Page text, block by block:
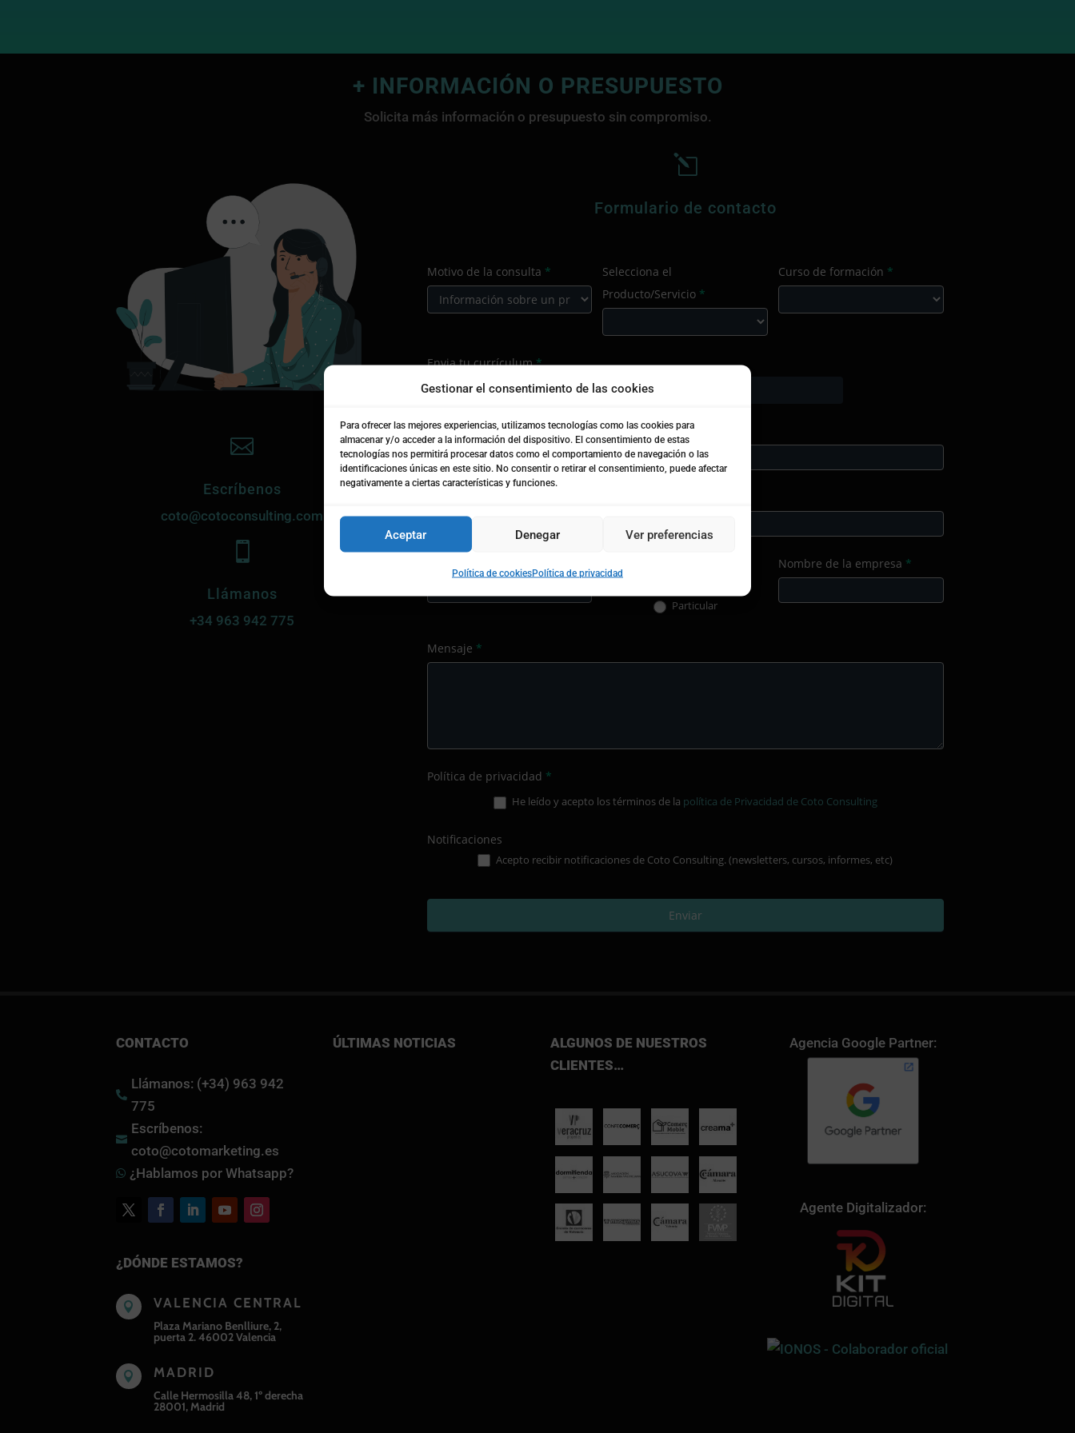
Gestionar el consentimiento de las cookies
Para ofrecer las mejores experiencias, utilizamos tecnologías como las cookies para
almacenar y/o acceder a la información del dispositivo. El consentimiento de estas
tecnologías nos permitirá procesar datos como el comportamiento de navegación o las
identificaciones únicas en este sitio. No consentir o retirar el consentimiento, puede afectar
negativamente a ciertas características y funciones.
Aceptar Denegar Ver preferencias
Política de cookiesPolítica de privacidad
en el futuro de tu empresa en el mundo
digital que habitamos hoy.
+ INFORMACIÓN O PRESUPUESTO
Solicita más información o presupuesto sin compromiso.

Escríbenos
coto@cotoconsulting.com

Llámanos
+34 963 942 775
l
Formulario de contacto
CONTACTO
PRINCIPAL
Motivo de la consulta *
la
consulta
Selecciona el
Producto/Servicio *
el
Curso de formación *
Envia tu currículum*
Nombre* Apellidos
Particular
Nombre de la empresa *
Mensaje *
Política de privacidad *
He leído y acepto los términos de la política de Privacidad de Coto Consulting
Notificaciones
Acepto recibir notificaciones de Coto Consulting. (newsletters, cursos, informes, etc)
Enviar
CONTACTO

Llámanos: (+34) 963 942
775

Escríbenos:
coto@cotomarketing.es
 ¿Hablamos por Whatsapp?
¿DÓNDE ESTAMOS?
 VALENCIA CENTRAL
Plaza Mariano Benlliure, 2,
puerta 2. 46002 Valencia
 MADRID
Calle Hermosilla 48, 1º derecha
28001, Madrid
ÚLTIMAS NOTICIAS
ALGUNOS DE NUESTROS
CLIENTES…
Agencia Google Partner:
Agente Digitalizador: